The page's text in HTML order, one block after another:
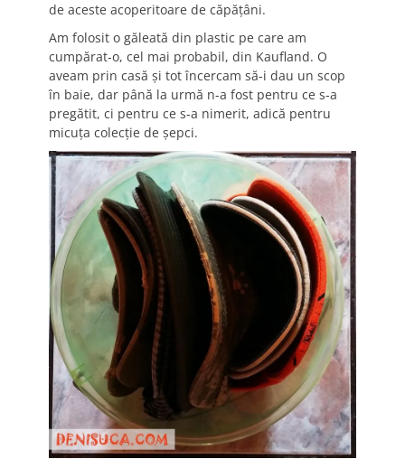
de aceste acoperitoare de căpățâni.
Am folosit o găleată din plastic pe care am
cumpărat-o, cel mai probabil, din Kaufland. O
aveam prin casă și tot încercam să-i dau un scop
în baie, dar până la urmă n-a fost pentru ce s-a
pregătit, ci pentru ce s-a nimerit, adică pentru
micuța colecție de șepci.